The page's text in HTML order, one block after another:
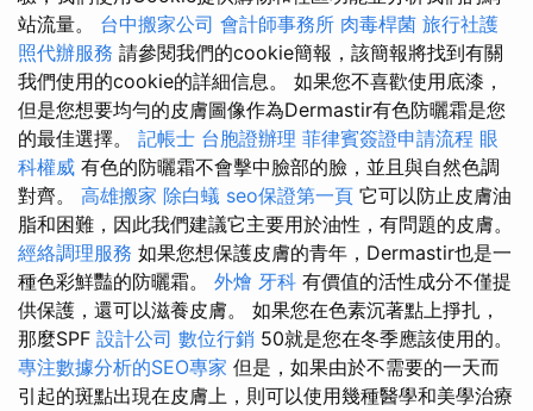
站流量。 台中搬家公司 會計師事務所 肉毒桿菌 旅行社護
照代辦服務 請參閱我們的cookie簡報，該簡報將找到有關
我們使用的cookie的詳細信息。 如果您不喜歡使用底漆，
但是您想要均勻的皮膚圖像作為Dermastir有色防曬霜是您
的最佳選擇。 記帳士 台胞證辦理 菲律賓簽證申請流程 眼
科權威 有色的防曬霜不會擊中臉部的臉，並且與自然色調
對齊。 高雄搬家 除白蟻 seo保證第一頁 它可以防止皮膚油
脂和困難，因此我們建議它主要用於油性，有問題的皮膚。
經絡調理服務 如果您想保護皮膚的青年，Dermastir也是一
種色彩鮮豔的防曬霜。 外燴 牙科 有價值的活性成分不僅提
供保護，還可以滋養皮膚。 如果您在色素沉著點上掙扎，
那麼SPF 設計公司 數位行銷 50就是您在冬季應該使用的。
專注數據分析的SEO專家 但是，如果由於不需要的一天而
引起的斑點出現在皮膚上，則可以使用幾種醫學和美學治療